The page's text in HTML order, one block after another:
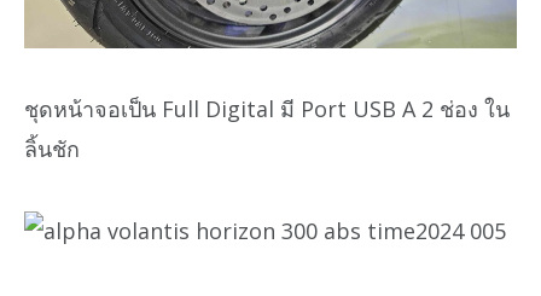
ชุดหน้าจอเป็น Full Digital มี Port USB A 2 ช่อง ใน
ลิ้นชัก